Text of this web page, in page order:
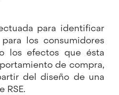
para identificar
los consumidores
los efectos que ésta
de compra,
del diseño de una
RSE.